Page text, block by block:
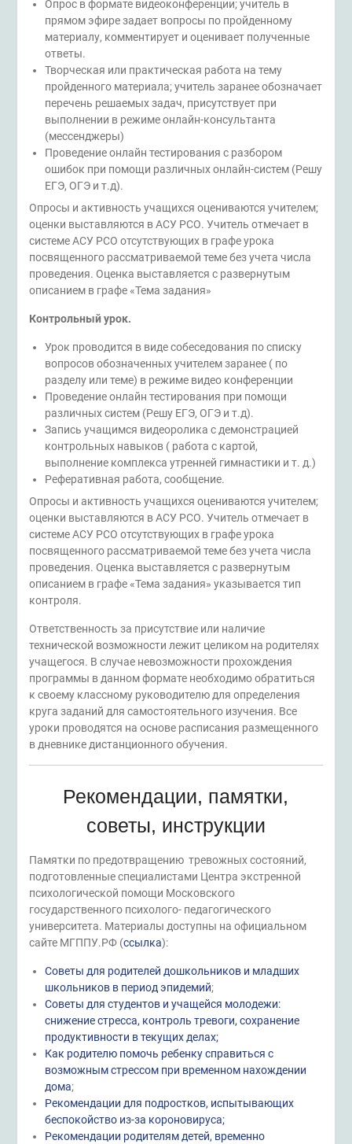
Опрос в формате видеоконференции; учитель в
прямом эфире задает вопросы по пройденному
материалу, комментирует и оценивает полученные
ответы.
Творческая или практическая работа на тему
пройденного материала; учитель заранее обозначает
перечень решаемых задач, присутствует при
выполнении в режиме онлайн-консультанта
(мессенджеры)
Проведение онлайн тестирования с разбором
ошибок при помощи различных онлайн-систем (Решу
ЕГЭ, ОГЭ и т.д).
Опросы и активность учащихся оцениваются учителем;
оценки выставляются в АСУ РСО. Учитель отмечает в
системе АСУ РСО отсутствующих в графе урока
посвященного рассматриваемой теме без учета числа
проведения. Оценка выставляется с развернутым
описанием в графе «Тема задания»
Контрольный урок.
Урок проводится в виде собеседования по списку
вопросов обозначенных учителем заранее ( по
разделу или теме) в режиме видео конференции
Проведение онлайн тестирования при помощи
различных систем (Решу ЕГЭ, ОГЭ и т.д).
Запись учащимся видеоролика с демонстрацией
контрольных навыков ( работа с картой,
выполнение комплекса утренней гимнастики и т. д.)
Реферативная работа, сообщение.
Опросы и активность учащихся оцениваются учителем;
оценки выставляются в АСУ РСО. Учитель отмечает в
системе АСУ РСО отсутствующих в графе урока
посвященного рассматриваемой теме без учета числа
проведения. Оценка выставляется с развернутым
описанием в графе «Тема задания» указывается тип
контроля.
Ответственность за присутствие или наличие
технической возможности лежит целиком на родителях
учащегося. В случае невозможности прохождения
программы в данном формате необходимо обратиться
к своему классному руководителю для определения
круга заданий для самостоятельного изучения. Все
уроки проводятся на основе расписания размещенного
в дневнике дистанционного обучения.
Рекомендации, памятки,
советы, инструкции
Памятки по предотвращению тревожных состояний,
подготовленные специалистами Центра экстренной
психологической помощи Московского
государственного психолого- педагогического
университета. Материалы доступны на официальном
сайте МГППУ.РФ (ссылка):
Советы для родителей дошкольников и младших
школьников в период эпидемий;
Советы для студентов и учащейся молодежи:
снижение стресса, контроль тревоги, сохранение
продуктивности в текущих делах;
Как родителю помочь ребенку справиться с
возможным стрессом при временном нахождении
дома;
Рекомендации для подростков, испытывающих
беспокойство из-за короновируса;
Рекомендации родителям детей, временно